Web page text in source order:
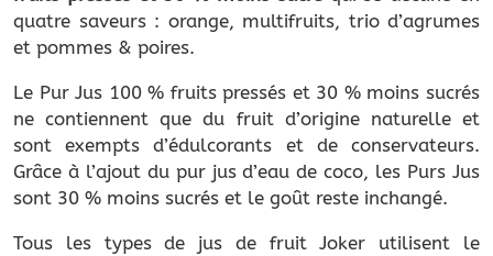
quatre saveurs : orange, multifruits, trio d’agrumes
et pommes & poires.
Le Pur Jus 100 % fruits pressés et 30 % moins sucrés
ne contiennent que du fruit d’origine naturelle et
sont exempts d’édulcorants et de conservateurs.
Grâce à l’ajout du pur jus d’eau de coco, les Purs Jus
sont 30 % moins sucrés et le goût reste inchangé.
Tous les types de jus de fruit Joker utilisent le